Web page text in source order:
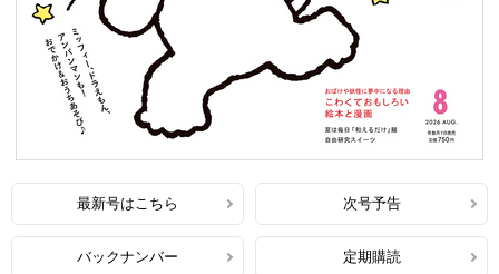
最新号はこちら 次号予告
バックナンバー 定期購読